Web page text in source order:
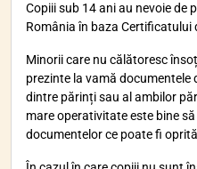
Copiii sub 14 ani au nevoie de
România în baza Certificatului
Minorii care nu călătoresc
prezinte la vamă documentele
dintre părinți sau al ambilor
mare operativitate este bine
documentelor ce poate fi